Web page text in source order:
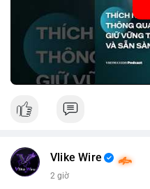
🎥 Xem video trực tiếp tại:
Nguồn: VIETSUCCESS
Vlike Wire
2 giờ